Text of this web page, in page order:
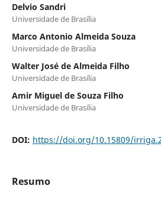
Delvio Sandri
Universidade de Brasília
Marco Antonio Almeida Souza
Universidade de Brasília
Walter José de Almeida Filho
Universidade de Brasília
Amir Miguel de Souza Filho
Universidade de Brasília
DOI: https://doi.org/10.15809/
Resumo